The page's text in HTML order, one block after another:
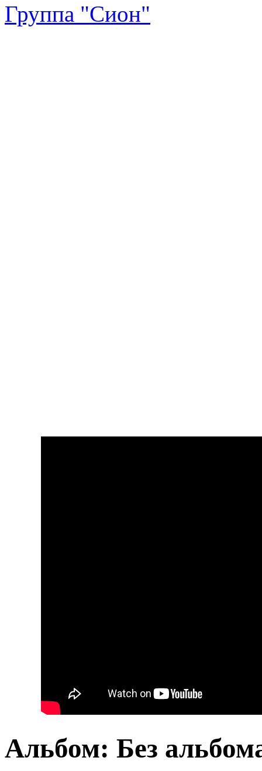
Группа "Сион"
Альбом: Без